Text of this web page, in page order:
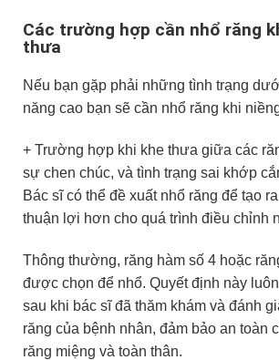
Các trường hợp cần nhổ răng
thưa
Nếu bạn gặp phải những tình trạng
năng cao bạn sẽ cần nhổ răng khi
+ Trường hợp khi khe thưa giữa các
sự chen chúc, và tình trạng sai khớp
Bác sĩ có thể đề xuất nhổ răng để tạo
thuận lợi hơn cho quá trình điều chỉnh
Thông thường, răng hàm số 4 hoặc
được chọn để nhổ. Quyết định này
sau khi bác sĩ đã thăm khám và đánh
răng của bệnh nhân, đảm bảo an toàn
răng miệng và toàn thân.